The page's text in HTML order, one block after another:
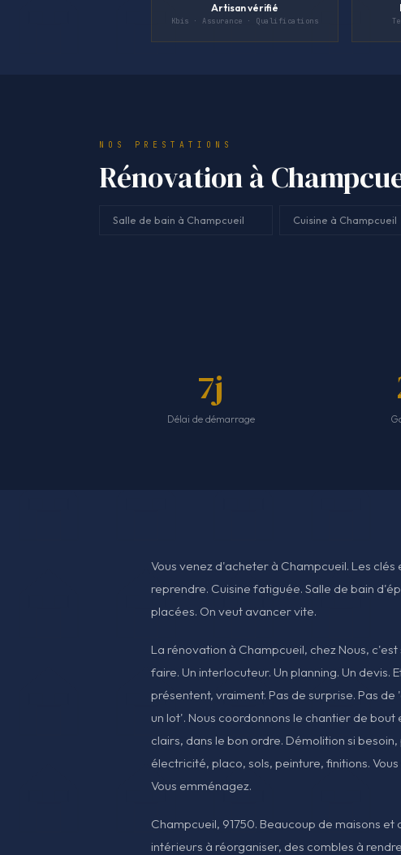
Artisan vérifié
Kbis · Assurance · Qualifications
NOS PRESTATIONS
Rénovation à
Salle de bain à Champcueil Cuisine à Champcueil
7j
Délai de démarrage
Vous venez d'acheter à Champcueil. Les clés
reprendre. Cuisine fatiguée. Salle de bain
placées. On veut avancer vite.
La rénovation à Champcueil, chez Nous,
faire. Un interlocuteur. Un planning. Un devis.
présentent, vraiment. Pas de surprise. Pas
un lot'. Nous coordonnons le chantier de bout
clairs, dans le bon ordre. Démolition si
électricité, placo, sols, peinture, finitions. Vous
Vous emménagez.
Champcueil, 91750. Beaucoup de maisons et
intérieurs à réorganiser, des combles à